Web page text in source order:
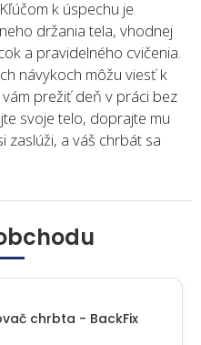
k úspechu je
držania tela, vhodnej
a pravidelného cvičenia.
návykoch môžu viesť k
prežiť deň v práci bez
svoje telo, doprajte mu
a váš chrbát sa
chrbta - BackFix